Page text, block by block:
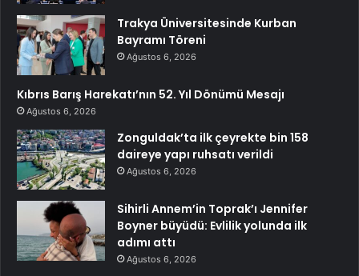
Trakya Üniversitesinde Kurban
Bayramı Töreni
Ağustos 6, 2026
Kıbrıs Barış Harekatı’nın 52. Yıl Dönümü Mesajı
Ağustos 6, 2026
Zonguldak’ta ilk çeyrekte bin 158
daireye yapı ruhsatı verildi
Ağustos 6, 2026
Sihirli Annem’in Toprak’ı Jennifer
Boyner büyüdü: Evlilik yolunda ilk
adımı attı
Ağustos 6, 2026